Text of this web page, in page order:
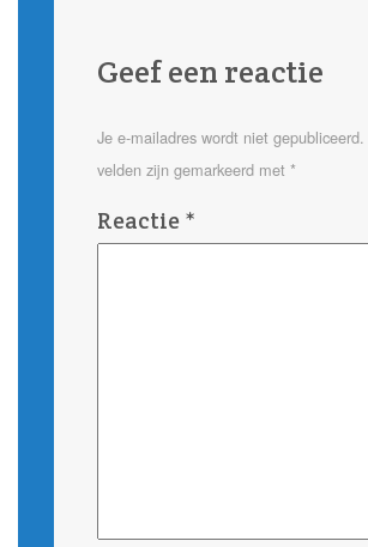
Geef een reactie
Je e-mailadres wordt niet gepubliceerd.
velden zijn gemarkeerd met *
Reactie *